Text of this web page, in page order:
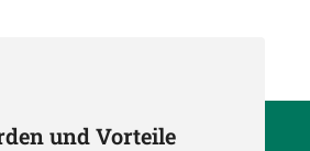
und Vorteile